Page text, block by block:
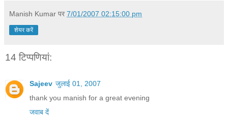
Manish Kumar पर 7/01/2007 02:15:00 pm
शेयर करें
14 टिप्‍पणियां:
Sajeev जुलाई 01, 2007
thank you manish for a great evening
जवाब दें